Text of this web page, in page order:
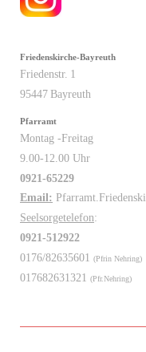
Friedenskirche-Bayreuth
Friedenstr. 1
95447 Bayreuth
Pfarramt
Montag -Freitag
9.00-12.00 Uhr
0921-65229
Email:
Seelsorgetelefon:
0921-512922
0176/82635601 (Pfrin Nehring)
017682631321 (Pfr.Nehring)